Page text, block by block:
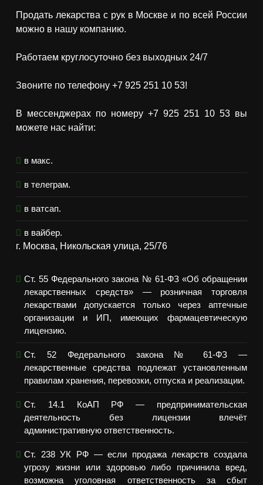
Продать лекарства с рук в Москве и по всей России
можно в нашу компанию.
Работаем круглосуточно без выходных 24/7
Звоните по телефону +7 925 251 10 53!
В мессенджерах по номеру +7 925 251 10 53 вы
можете нас найти:
в макс.
в телеграм.
в ватсап.
в вайбер.
г. Москва, Никольская улица, 25/76
Ст. 55 Федерального закона № 61-ФЗ «Об обращении
лекарственных средств» — розничная торговля
лекарствами допускается только через аптечные
организации и ИП, имеющих фармацевтическую
лицензию.
Ст. 52 Федерального закона № 61-ФЗ —
лекарственные средства подлежат установленным
правилам хранения, перевозки, отпуска и реализации.
Ст. 14.1 КоАП РФ — предпринимательская
деятельность без лицензии влечёт
административную ответственность.
Ст. 238 УК РФ — если продажа лекарств создала
угрозу жизни или здоровью либо причинила вред,
возможна уголовная ответственность за сбыт